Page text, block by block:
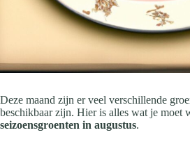
Deze maand zijn er veel verschillende
beschikbaar zijn. Hier is alles wat je moet
seizoensgroenten in augustus.